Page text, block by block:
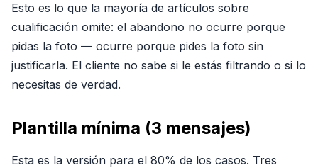
Esto es lo que la mayoría de artículos sobre
cualificación omite: el abandono no ocurre porque
pidas la foto — ocurre porque pides la foto sin
justificarla. El cliente no sabe si le estás filtrando o si lo
necesitas de verdad.
Plantilla mínima (3 mensajes)
Esta es la versión para el 80% de los casos. Tres